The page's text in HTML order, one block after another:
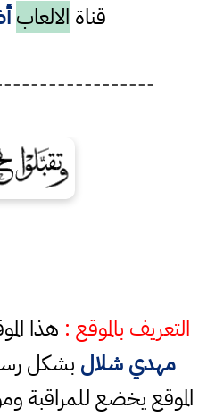
قناة الالعاب
التعريف بالموقع : هذا
مهدي شلال بشكل
الموقع يخضع للمراقبة